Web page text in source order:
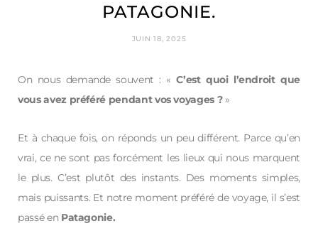
PATAGONIE.
JUIN 18, 2025
On nous demande souvent : «C’est quoi l’endroit que
vous avez préféré pendant vos voyages ?»
Et à chaque fois, on réponds un peu différent. Parce qu’en
vrai, ce ne sont pas forcément les lieux qui nous marquent
le plus. C’est plutôt des instants. Des moments simples,
mais puissants. Et notre moment préféré de voyage, il s’est
passé en Patagonie.